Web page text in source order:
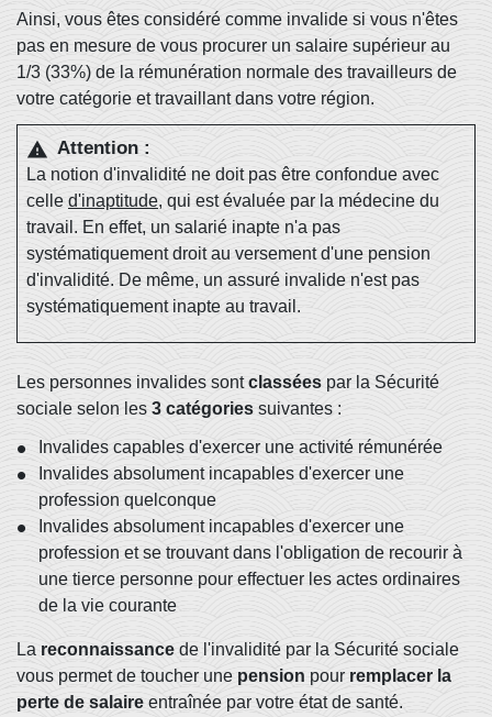
Ainsi, vous êtes considéré comme invalide si vous n'êtes
pas en mesure de vous procurer un salaire supérieur au
1/3 (33%) de la rémunération normale des travailleurs de
votre catégorie et travaillant dans votre région.
warning Attention :
La notion d'invalidité ne doit pas être confondue avec
celle d'inaptitude, qui est évaluée par la médecine du
travail. En effet, un salarié inapte n'a pas
systématiquement droit au versement d'une pension
d'invalidité. De même, un assuré invalide n'est pas
systématiquement inapte au travail.
Les personnes invalides sontclassées par la Sécurité
sociale selon les 3 catégories suivantes :
Invalides capables d'exercer une activité rémunérée
Invalides absolument incapables d'exercer une
profession quelconque
Invalides absolument incapables d'exercer une
profession et se trouvant dans l'obligation de recourir à
une tierce personne pour effectuer les actes ordinaires
de la vie courante
La reconnaissance de l'invalidité par la Sécurité sociale
vous permet de toucher une pension pour remplacer la
perte de salaire entraînée par votre état de santé.